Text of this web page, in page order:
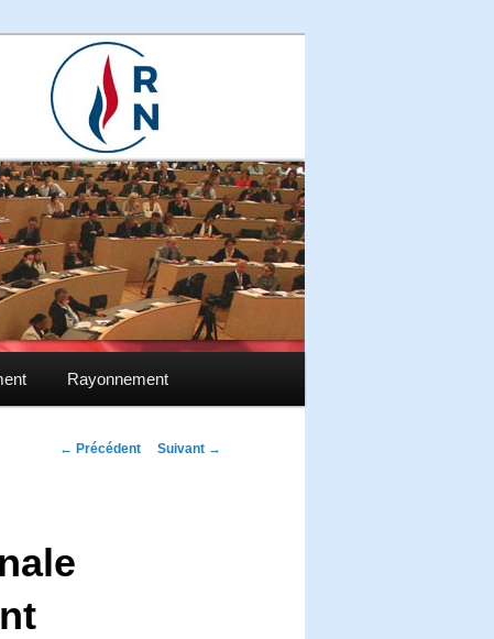
Rayonnement
Navigation des
← Précédent Suivant →